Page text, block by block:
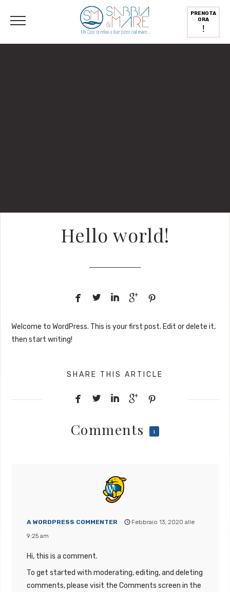
PRENOTA
ORA
!
Hello world!
    
Welcome to WordPress. This is your first post. Edit or delete it,
then start writing!
SHARE THIS ARTICLE
    
Comments 1
A WORDPRESS COMMENTER
Febbraio 13, 2020 alle
9:25 am
Hi, this is a comment.
To get started with moderating, editing, and deleting
comments, please visit the Comments screen in the
Italiano